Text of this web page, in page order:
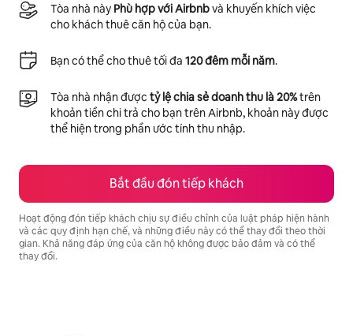
Tòa nhà này Phù hợp với Airbnbvà khuyến khích việc
cho khách thuê căn hộ của bạn.
Bạn có thể cho thuê tối đa 120 đêm mỗi năm.
Tòa nhà nhận được tỷ lệ chia sẻ doanh thu là 20%trên
khoản tiền chi trả cho bạn trên Airbnb, khoản này được
thể hiện trong phần ước tính thu nhập.
Bắt đầu đón tiếp khách
Hoạt động đón tiếp khách chịu sự điều chỉnh của luật pháp hiện hành
và các quy định hạn chế, và những điều này có thể thay đổi theo thời
gian. Khả năng đáp ứng của căn hộ không được bảo đảm và có thể
thay đổi.